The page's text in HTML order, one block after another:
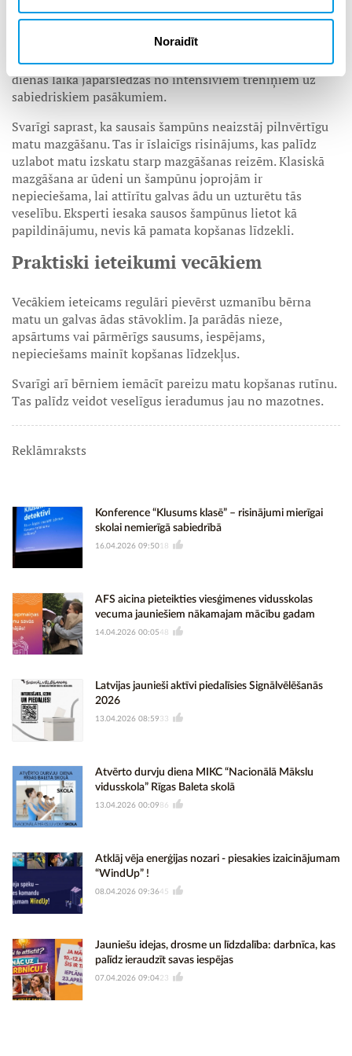
Noraidīt
Tas palīdz atsvaidzināt matus, absorbējot lieko tauku
nav mazgāti ar ūdeni. Sausais šampūns noder arī
pusaudžiem, kuriem dienas ritms bieži ir ļoti aktīvs un
dienas laikā jāpārslēdzas no intensīviem treniņiem uz
sabiedriskiem pasākumiem.
Svarīgi saprast, ka sausais šampūns neaizstāj pilnvērtīgu
matu mazgāšanu. Tas ir īslaicīgs risinājums, kas palīdz
uzlabot matu izskatu starp mazgāšanas reizēm. Klasiskā
mazgāšana ar ūdeni un šampūnu joprojām ir
nepieciešama, lai attīrītu galvas ādu un uzturētu tās
veselību. Eksperti iesaka sausos šampūnus lietot kā
papildinājumu, nevis kā pamata kopšanas līdzekli.
Praktiski ieteikumi vecākiem
Vecākiem ieteicams regulāri pievērst uzmanību bērna
matu un galvas ādas stāvoklim. Ja parādās nieze,
apsārtums vai pārmērīgs sausums, iespējams,
nepieciešams mainīt kopšanas līdzekļus.
Svarīgi arī bērniem iemācīt pareizu matu kopšanas rutīnu.
Tas palīdz veidot veselīgus ieradumus jau no mazotnes.
Reklāmraksts
Konference “Klusums klasē” – risinājumi mierīgai
skolai nemierīgā sabiedrībā
16.04.2026 09:5018
AFS aicina pieteikties viesģimenes vidusskolas
vecuma jauniešiem nākamajam mācību gadam
14.04.2026 00:0548
Latvijas jaunieši aktīvi piedalīsies Signālvēlēšanās
2026
13.04.2026 08:59 33
Atvērto durvju diena MIKC “Nacionālā Mākslu
vidusskola” Rīgas Baleta skolā
13.04.2026 00:09 86
Atklāj vēja enerģijas nozari - piesakies izaicinājumam
“WindUp” !
08.04.2026 09:3645
Jauniešu idejas, drosme un līdzdalība: darbnīca, kas
palīdz ieraudzīt savas iespējas
07.04.2026 09:0423